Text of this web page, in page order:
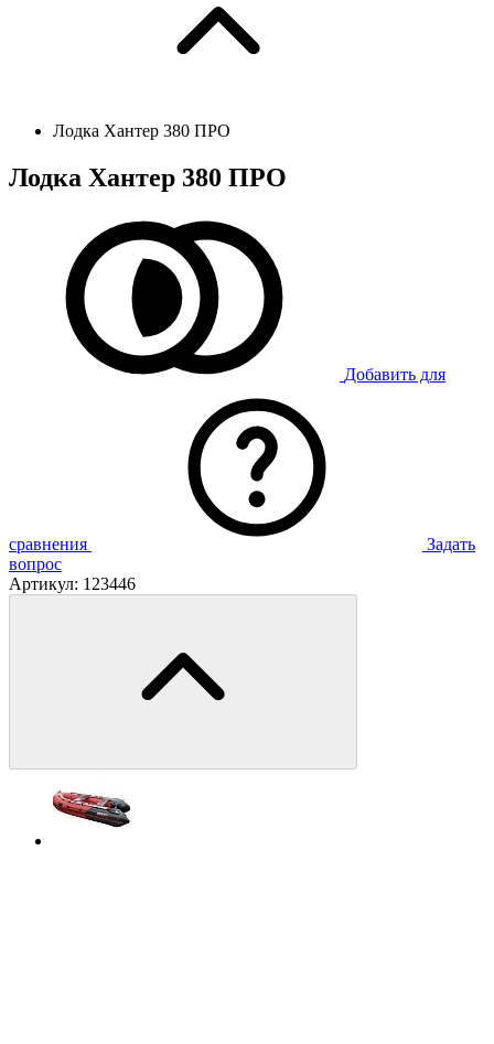
Лодка Хантер 380 ПРО
Лодка Хантер 380 ПРО
Добавить для
сравнения
Задать
вопрос
Артикул: 123446